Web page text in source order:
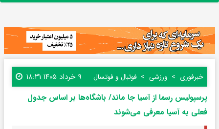
خبرفوری ورزشی فوتبال و فوتسال ۹ خرداد ۱۴۰۵ ۱۸:۳۱
پرسپولیس رسما از آسیا جا ماند/ باشگاه‌ها بر اساس جدول
فعلی به آسیا معرفی می‌شوند